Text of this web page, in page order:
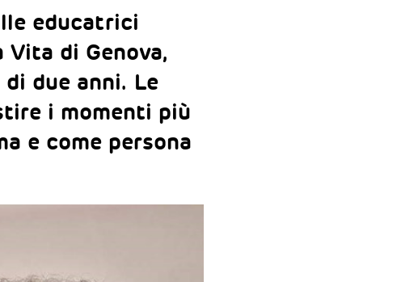
educatrici
di Genova,
due anni. Le
i momenti più
e come persona